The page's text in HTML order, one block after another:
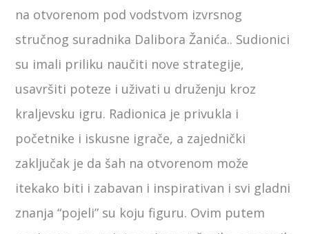
na otvorenom pod vodstvom izvrsnog
stručnog suradnika Dalibora Žanića.. Sudionici
su imali priliku naučiti nove strategije,
usavršiti poteze i uživati u druženju kroz
kraljevsku igru. Radionica je privukla i
početnike i iskusne igrače, a zajednički
zaključak je da šah na otvorenom može
itekako biti i zabavan i inspirativan i svi gladni
znanja “pojeli” su koju figuru. Ovim putem